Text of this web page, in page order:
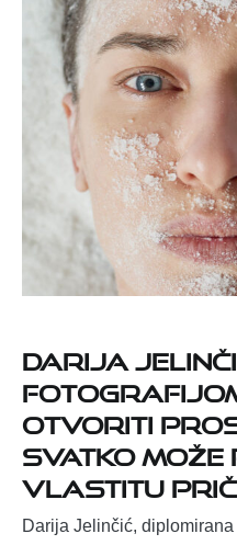
Darija
otvoriti
svatko
vlastitu
Darija Jelinčić,